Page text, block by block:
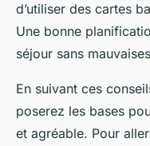
d’utiliser des cartes
Une bonne
séjour sans
En suivant ces
poserez les bases
et agréable. Pour